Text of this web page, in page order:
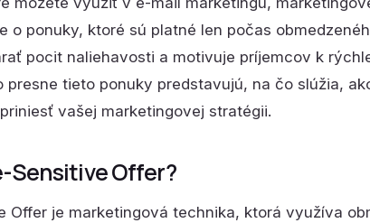
o ponuky, ktoré sú platné len počas
pocit naliehavosti a motivuje príjemcov k
presne tieto ponuky predstavujú, na čo slúžia,
vašej marketingovej stratégii.
Sensitive Offer?
Offer je marketingová technika, ktorá využíva